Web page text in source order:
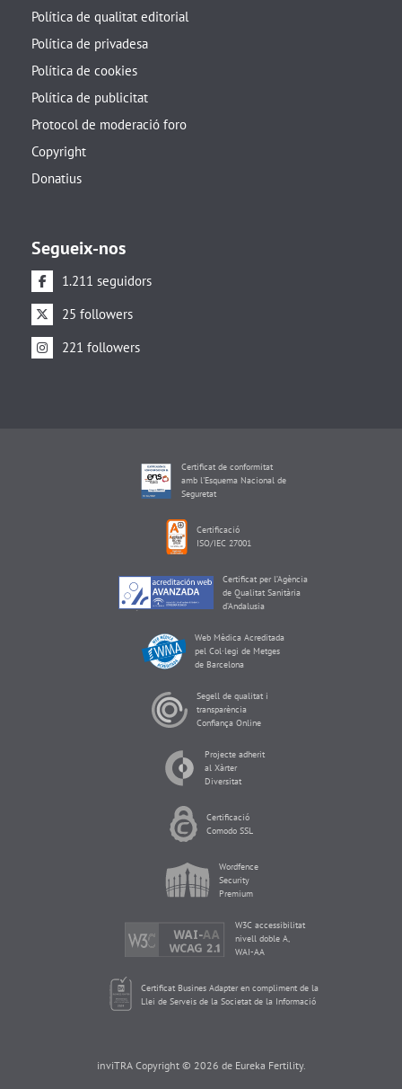
Política de qualitat editorial
Política de privadesa
Política de cookies
Política de publicitat
Protocol de moderació foro
Copyright
Donatius
Segueix-nos
1.211 seguidors
25 followers
221 followers
Certificat de conformitat
amb l'Esquema Nacional de
Seguretat
Certificació
ISO/IEC 27001
Certificat per l’Agència
de Qualitat Sanitària
d’Andalusia
Web Mèdica Acreditada
pel Col·legi de Metges
de Barcelona
Segell de qualitat i
transparència
Confiança Online
Projecte adherit
al Xàrter
Diversitat
Certificació
Comodo SSL
Wordfence
Security
Premium
W3C accessibilitat
nivell doble A,
WAI-AA
Certificat Busines Adapter en compliment de la
Llei de Serveis de la Societat de la Informació
inviTRA Copyright © 2026 de Eureka Fertility.